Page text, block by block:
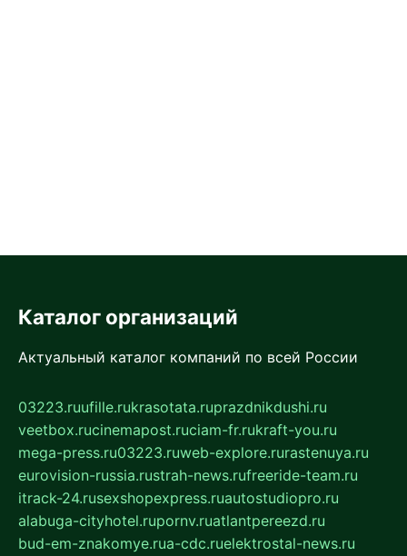
Каталог организаций
Актуальный каталог компаний по всей России
03223.ruufille.rukrasotata.ruprazdnikdushi.ru
veetbox.rucinemapost.ruciam-fr.rukraft-you.ru
mega-press.ru03223.ruweb-explore.rurastenuya.ru
eurovision-russia.rustrah-news.rufreeride-team.ru
itrack-24.rusexshopexpress.ruautostudiopro.ru
alabuga-cityhotel.rupornv.ruatlantpereezd.ru
bud-em-znakomye.rua-cdc.ruelektrostal-news.ru